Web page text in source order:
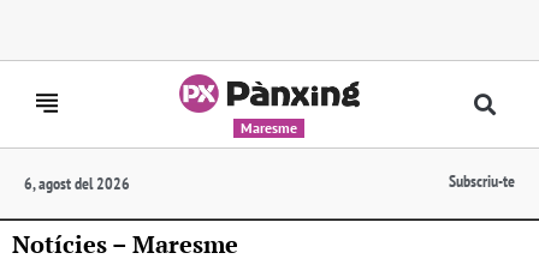
Maresme
6, agost del 2026 Subscriu-te
Notícies – Maresme